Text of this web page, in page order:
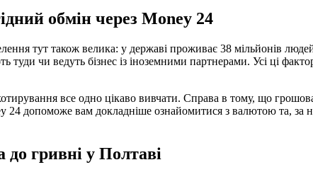
обмін через Money 24
тут також велика: у державі проживає 38 мільйонів
туди чи ведуть бізнес із іноземними партнерами. Усі ці
все одно цікаво вивчати. Справа в тому, що
24 допоможе вам докладніше ознайомитися з валютою та, за
гривні у Полтаві